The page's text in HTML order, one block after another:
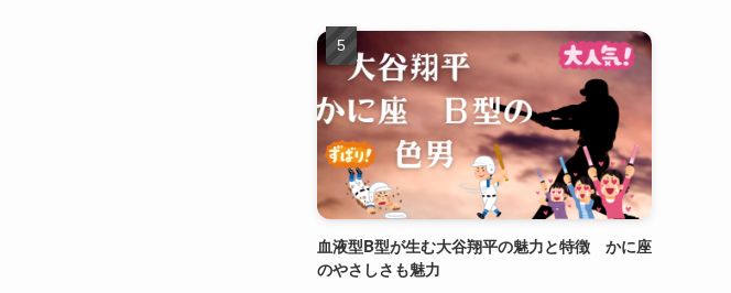
血液型B型が生む大谷翔平の魅力と特徴 かに座
のやさしさも魅力